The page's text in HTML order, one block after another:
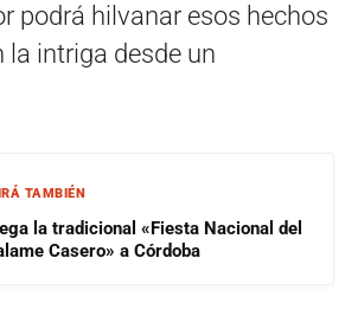
podrá hilvanar esos hechos
la intriga desde un
TAMBIÉN
la tradicional «Fiesta Nacional del
Casero» a Córdoba